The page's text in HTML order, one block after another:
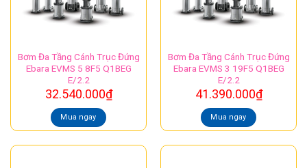
Bơm Đa Tầng Cánh Trục Đứng
Ebara EVMS 5 8F5 Q1BEG
E/2.2
32.540.000₫
Mua ngay
Bơm Đa Tầng Cánh Trục Đứng
Ebara EVMS 3 19F5 Q1BEG
E/2.2
41.390.000₫
Mua ngay